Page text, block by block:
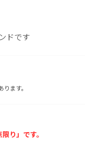
ドです
ます。
り」です。